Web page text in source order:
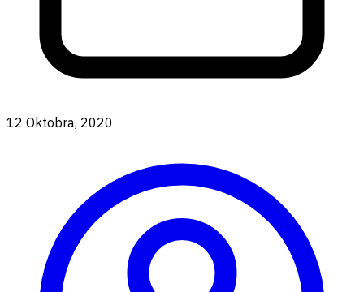
12 Oktobra, 2020